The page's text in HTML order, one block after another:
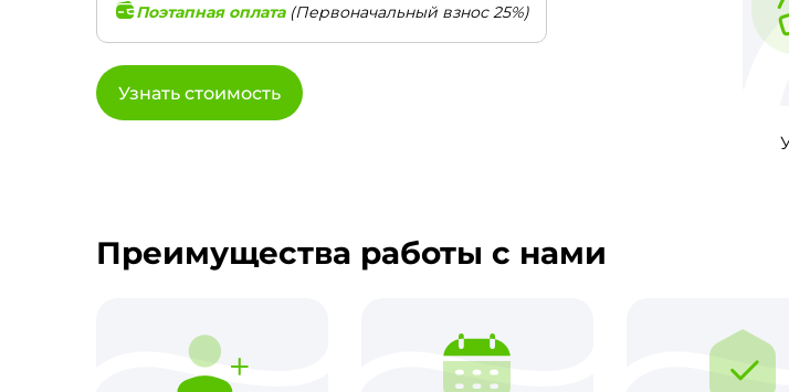
Поэтапная оплата(Первоначальный взнос 25%)
Узнать стоимость
Преимущества работы с нами